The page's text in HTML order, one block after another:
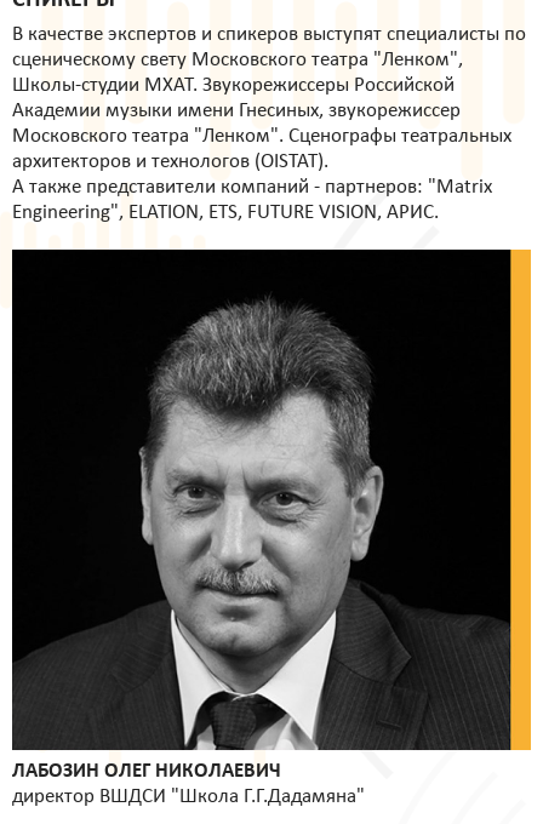
В качестве экспертов и спикеров выступят специалисты по
сценическому свету Московского театра "Ленком",
Школы-студии МХАТ. Звукорежиссеры Российской
Академии музыки имени Гнесиных, звукорежиссер
Московского театра "Ленком". Сценографы театральных
архитекторов и технологов (OISTAT).
А также представители компаний - партнеров: "Matrix
Engineering", ELATION, ETS, FUTURE VISION, АРИС.
ЛАБОЗИН ОЛЕГ НИКОЛАЕВИЧ
директор ВШДСИ "Школа Г.Г.Дадамяна"